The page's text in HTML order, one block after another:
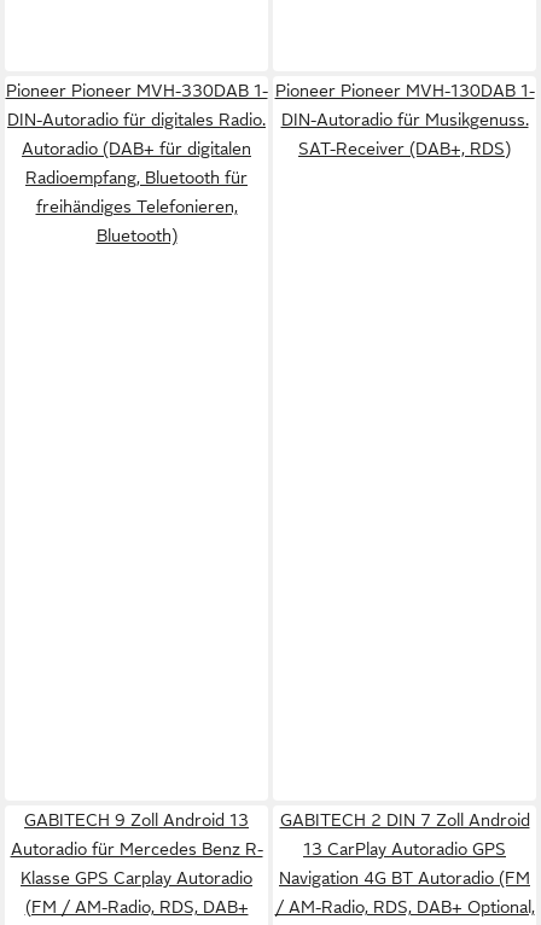
Pioneer Pioneer MVH-330DAB 1-
DIN-Autoradio für digitales Radio.
Autoradio (DAB+ für digitalen
Radioempfang, Bluetooth für
freihändiges Telefonieren,
Bluetooth)
Pioneer Pioneer MVH-130DAB 1-
DIN-Autoradio für Musikgenuss.
SAT-Receiver (DAB+, RDS)
GABITECH 9 Zoll Android 13
Autoradio für Mercedes Benz R-
Klasse GPS Carplay Autoradio
(FM / AM-Radio, RDS, DAB+
GABITECH 2 DIN 7 Zoll Android
13 CarPlay Autoradio GPS
Navigation 4G BT Autoradio (FM
/ AM-Radio, RDS, DAB+ Optional,